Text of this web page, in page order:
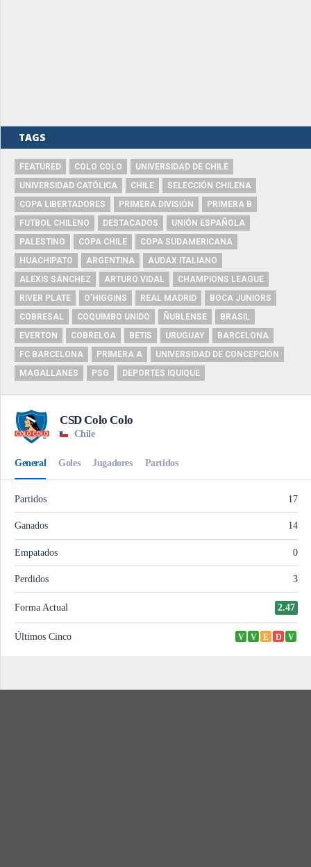
TAGS
FEATURED COLO COLO
UNIVERSIDAD DE CHILE
UNIVERSIDAD CATÓLICA
CHILE
SELECCIÓN CHILENA
COPA LIBERTADORES
PRIMERA DIVISIÓN
PRIMERA B
FUTBOL CHILENO
DESTACADOS
UNIÓN ESPAÑOLA
PALESTINO
COPA CHILE
COPA SUDAMERICANA
HUACHIPATO
ARGENTINA
AUDAX ITALIANO
ALEXIS SÁNCHEZ
ARTURO VIDAL
CHAMPIONS LEAGUE
RIVER PLATE
O'HIGGINS REAL MADRID
BOCA JUNIORS
COBRESAL
COQUIMBO UNIDO ÑUBLENSE
BRASIL
EVERTON
COBRELOA BETIS URUGUAY
BARCELONA
FC BARCELONA
PRIMERA A
UNIVERSIDAD DE CONCEPCIÓN
MAGALLANES
PSG DEPORTES IQUIQUE